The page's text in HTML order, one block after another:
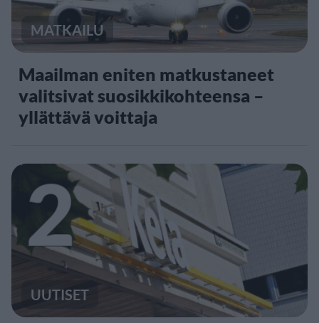
MATKAILU
Maailman eniten matkustaneet
valitsivat suosikkikohteensa –
yllättävä voittaja
2
UUTISET